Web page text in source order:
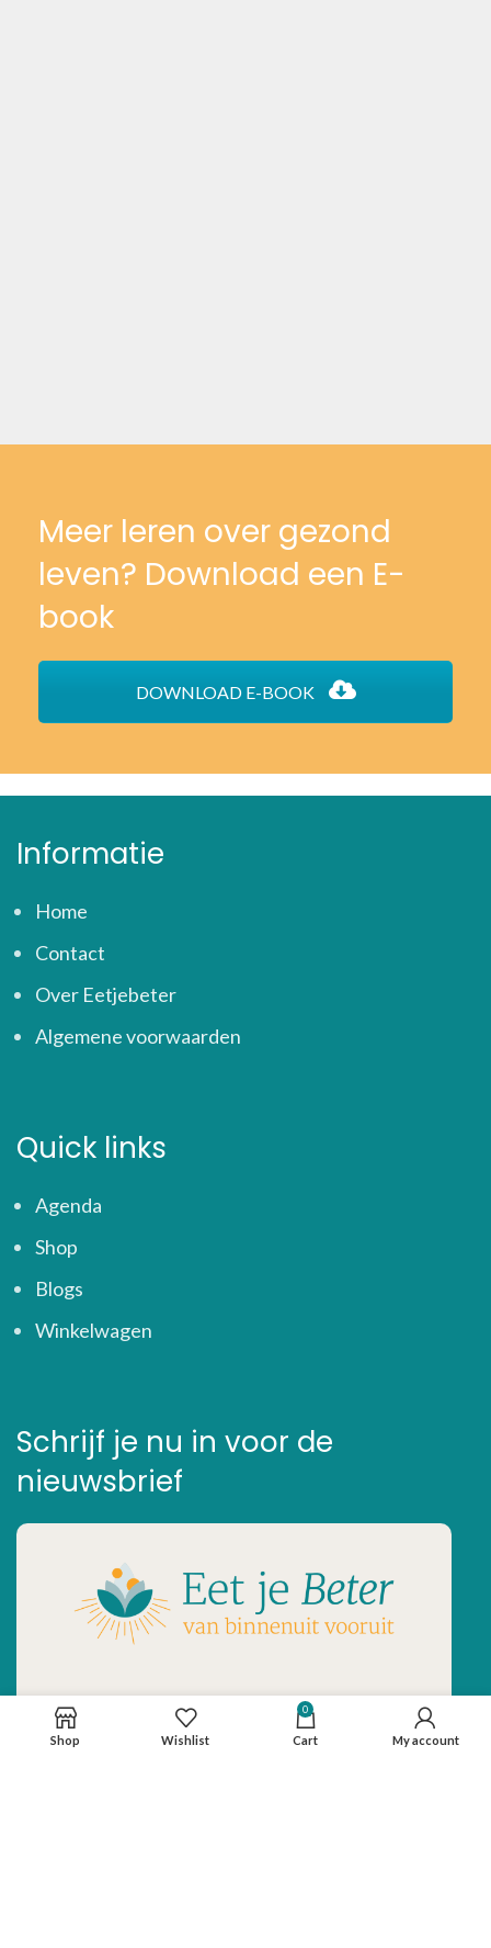
Meer leren over gezond
leven? Download een E-
book
DOWNLOAD E-BOOK
Informatie
Home
Contact
Over Eetjebeter
Algemene voorwaarden
Quick links
Agenda
Shop
Blogs
Winkelwagen
Schrijf je nu in voor de
nieuwsbrief
Inschrijven
Shop Wishlist
0
Cart My account